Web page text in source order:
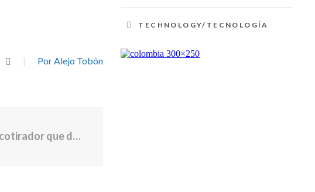
Por Alejo Tobón
Piedras y un fusil M-16: El francotirador que desafió al Estado y asesinó a dos policías sobre el asfalto de El Salvador
TECHNOLOGY/TECNOLOGÍA